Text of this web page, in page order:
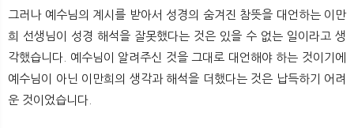
그러나 예수님의 계시를 받아서 성경의 숨겨진 참뜻을 대언하는 이만
희 선생님이 성경 해석을 잘못했다는 것은 있을 수 없는 일이라고 생
각했습니다. 예수님이 알려주신 것을 그대로 대언해야 하는 것이기에
예수님이 아닌 이만희의 생각과 해석을 더했다는 것은 납득하기 어려
운 것이었습니다.